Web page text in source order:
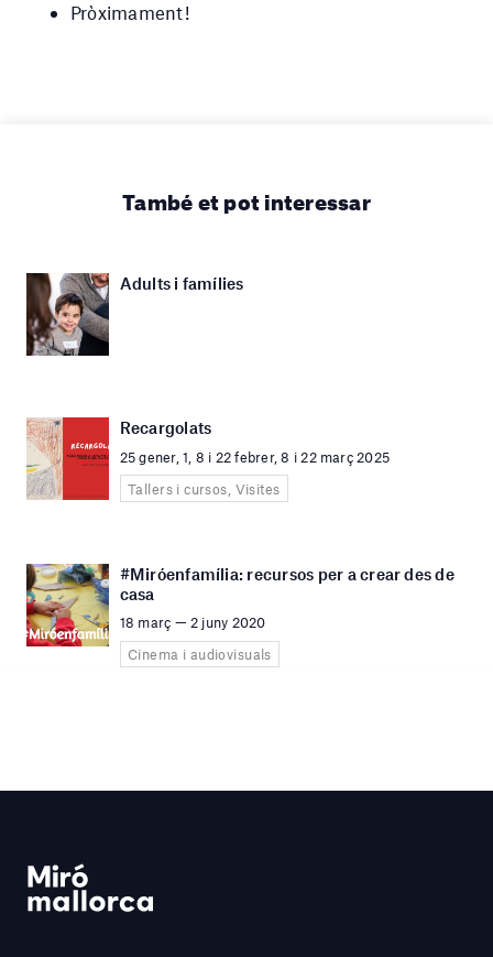
Pròximament!
També et pot interessar
Adults i famílies
Recargolats
25 gener, 1, 8 i 22 febrer, 8 i 22 març 2025
Tallers i cursos, Visites
#Miróenfamília: recursos per a crear des de
casa
18 març — 2 juny 2020
Cinema i audiovisuals